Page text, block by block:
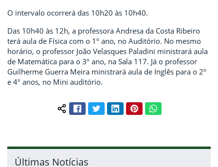
O intervalo ocorrerá das 10h20 às 10h40.
Das 10h40 às 12h, a professora Andresa da Costa Ribeiro
terá aula de Física com o 1º ano, no Auditório. No mesmo
horário, o professor João Velasques Paladini ministrará aula
de Matemática para o 3º ano, na Sala 117. Já o professor
Guilherme Guerra Meira ministrará aula de Inglês para o 2º
e 4º anos, no Mini auditório.
Compartilhar conteúdo:
FacebookTwitterLinkedInPinterestWhatsApp
Últimas Notícias